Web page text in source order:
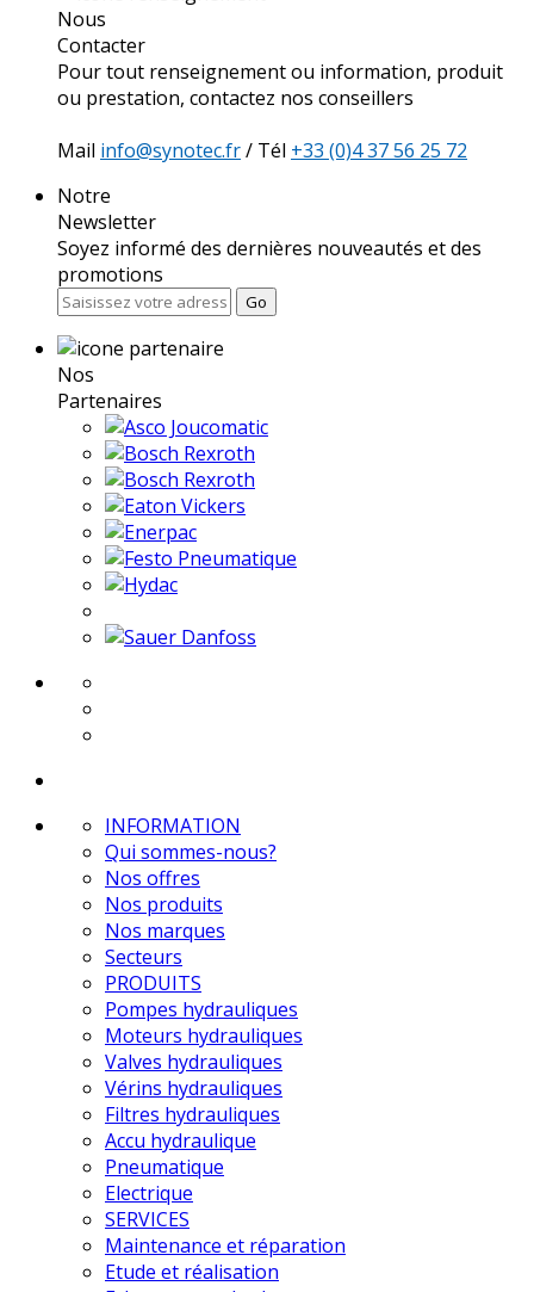
Nous
Contacter
Pour tout renseignement ou information, produit
ou prestation, contactez nos conseillers
Mail info@synotec.fr/ Tél +33 (0)4 37 56 25 72
Notre
Newsletter
Soyez informé des dernières nouveautés et des
promotions
Go
Nos
Partenaires
INFORMATION
Qui sommes-nous?
Nos offres
Nos produits
Nos marques
Secteurs
PRODUITS
Pompes hydrauliques
Moteurs hydrauliques
Valves hydrauliques
Vérins hydrauliques
Filtres hydrauliques
Accu hydraulique
Pneumatique
Electrique
SERVICES
Maintenance et réparation
Etude et réalisation